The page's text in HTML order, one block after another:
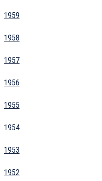
1959
1958
1957
1956
1955
1954
1953
1952